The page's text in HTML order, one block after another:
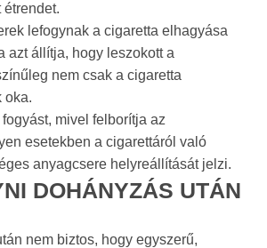
lefogynak a cigaretta elhagyása
azt állítja, hogy leszokott a
nem csak a cigaretta
oka.
mivel felborítja az
esetekben a cigarettáról való
anyagcsere helyreállítását jelzi.
DOHÁNYZÁS UTÁN
nem biztos, hogy egyszerű,